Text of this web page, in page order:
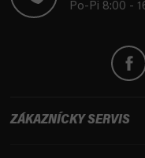
Po-Pi 8:00 -
ZÁKAZNÍCKY SERVIS